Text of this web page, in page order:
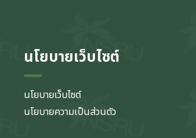
นโยบายเว็บไซต์
นโยบายเว็บไซต์
นโยบายความเป็นส่วนตัว